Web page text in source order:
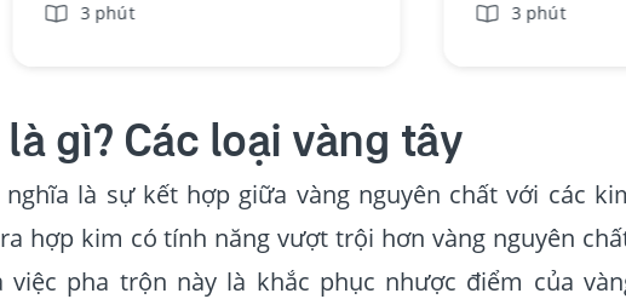
3 phút 3 phút
gì? Các loại vàng tây
là sự kết hợp giữa vàng nguyên chất với các
hợp kim có tính năng vượt trội hơn vàng nguyên
việc pha trộn này là khắc phục nhược điểm của